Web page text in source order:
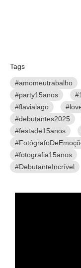
Tags
#amomeutrabalho
#party15anos
#flavialago
#debutantes2025
#festade15anos
#fotografia15anos
#DebutanteIncrível